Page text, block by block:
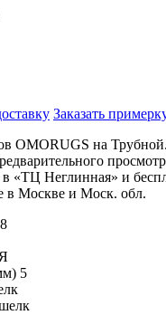
Заказать
OMORUGS на Трубной.
«ТЦ Неглинная» и
в Москве и Моск. обл.
5